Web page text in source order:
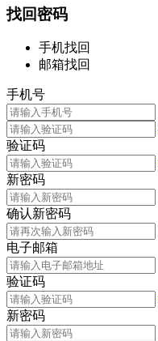
找回密码
手机找回
邮箱找回
手机号
验证码
新密码
确认新密码
电子邮箱
验证码
新密码